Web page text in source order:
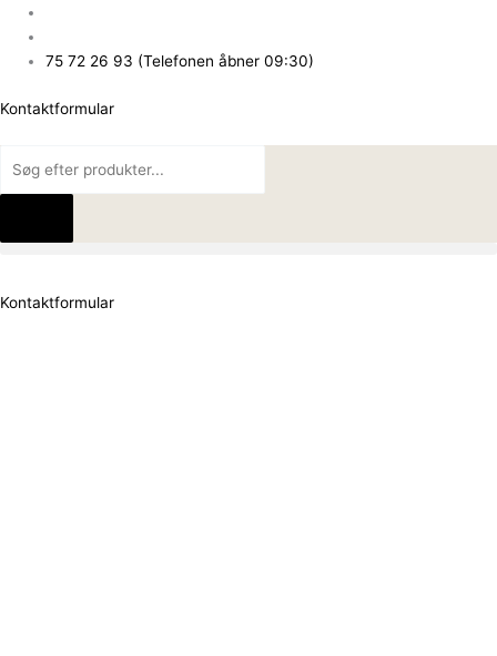
indholdet75 72 26 93 (Telefonen åbner 09:30)
Kontaktformular
Products
search
Kontaktformular
Products
search